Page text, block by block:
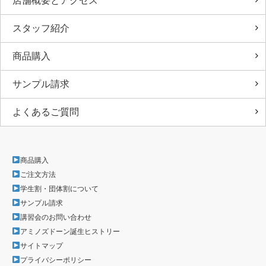
スタッフ紹介
商品購入
サンプル請求
よくあるご質問
商品購入
ご注文方法
学生割・団体割について
サンプル請求
講習会のお問い合わせ
アミノズドーン誕生ヒストリー
サイトマップ
プライバシーポリシー